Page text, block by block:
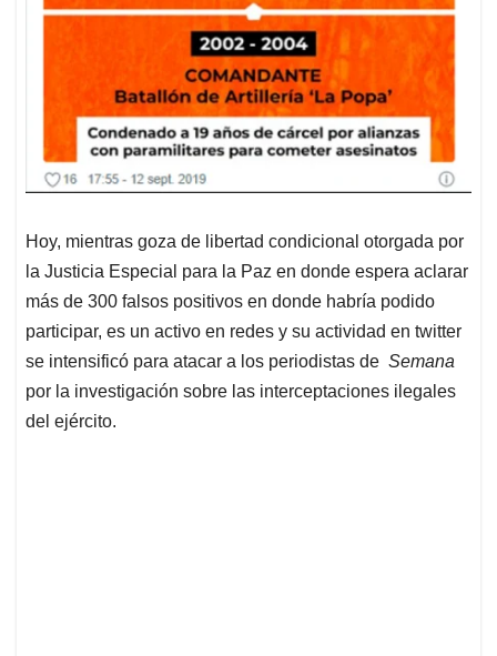
Hoy, mientras goza de libertad condicional otorgada por
la Justicia Especial para la Paz en donde espera aclarar
más de 300 falsos positivos en donde habría podido
participar, es un activo en redes y su actividad en twitter
se intensificó para atacar a los periodistas de Semana
por la investigación sobre las interceptaciones ilegales
del ejército.